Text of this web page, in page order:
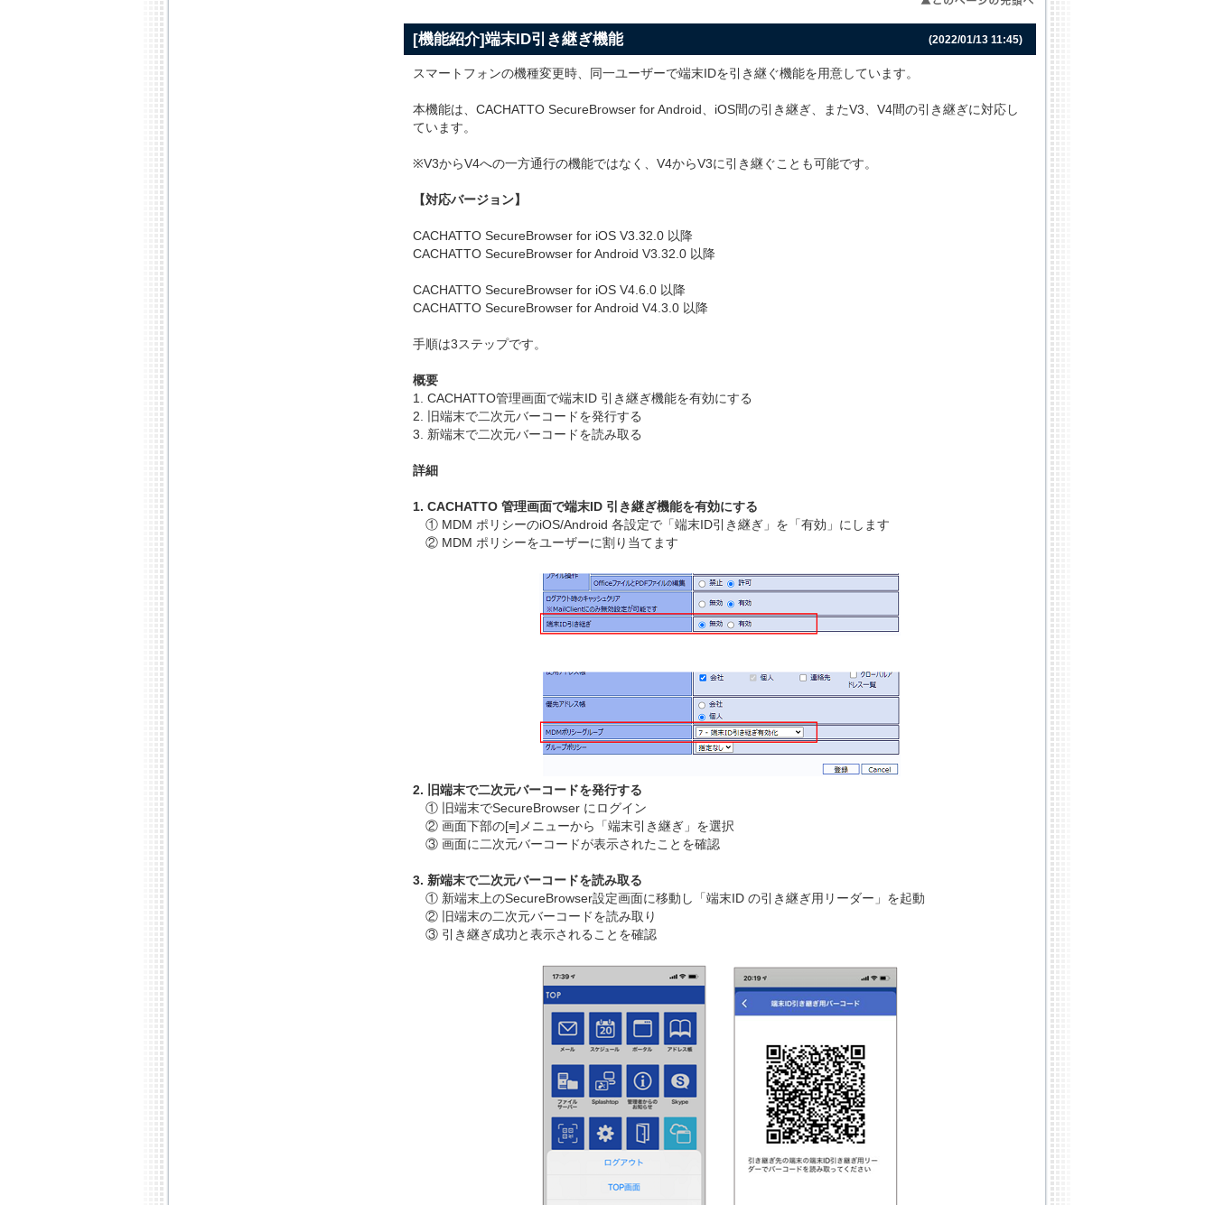
(2022/01/13 11:45)
[機能紹介]端末ID引き継ぎ機能
スマートフォンの機種変更時、同一ユーザーで端末IDを引き継ぐ機能を用意しています。
本機能は、CACHATTO SecureBrowser for Android、iOS間の引き継ぎ、またV3、V4間の引き継ぎに対応し
ています。
※V3からV4への一方通行の機能ではなく、V4からV3に引き継ぐことも可能です。
【対応バージョン】
CACHATTO SecureBrowser for iOS V3.32.0 以降
CACHATTO SecureBrowser for Android V3.32.0 以降
CACHATTO SecureBrowser for iOS V4.6.0 以降
CACHATTO SecureBrowser for Android V4.3.0 以降
手順は3ステップです。
概要
1. CACHATTO管理画面で端末ID 引き継ぎ機能を有効にする
2. 旧端末で二次元バーコードを発行する
3. 新端末で二次元バーコードを読み取る
詳細
1. CACHATTO 管理画面で端末ID 引き継ぎ機能を有効にする
① MDM ポリシーのiOS/Android 各設定で「端末ID引き継ぎ」を「有効」にします
② MDM ポリシーをユーザーに割り当てます
2. 旧端末で二次元バーコードを発行する
① 旧端末でSecureBrowser にログイン
② 画面下部の[≡]メニューから「端末引き継ぎ」を選択
③ 画面に二次元バーコードが表示されたことを確認
3. 新端末で二次元バーコードを読み取る
① 新端末上のSecureBrowser設定画面に移動し「端末ID の引き継ぎ用リーダー」を起動
② 旧端末の二次元バーコードを読み取り
③ 引き継ぎ成功と表示されることを確認